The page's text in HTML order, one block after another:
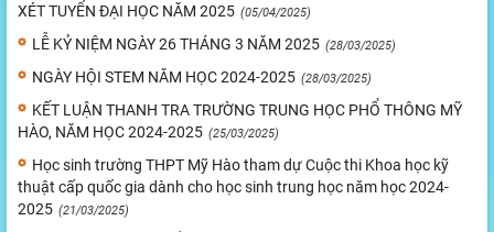
XÉT TUYỂN ĐẠI HỌC NĂM 2025 (05/04/2025)
LỄ KỶ NIỆM NGÀY 26 THÁNG 3 NĂM 2025 (28/03/2025)
NGÀY HỘI STEM NĂM HỌC 2024-2025 (28/03/2025)
KẾT LUẬN THANH TRA TRƯỜNG TRUNG HỌC PHỔ THÔNG MỸ
HÀO, NĂM HỌC 2024-2025 (25/03/2025)
Học sinh trường THPT Mỹ Hào tham dự Cuộc thi Khoa học kỹ
thuật cấp quốc gia dành cho học sinh trung học năm học 2024-
2025 (21/03/2025)